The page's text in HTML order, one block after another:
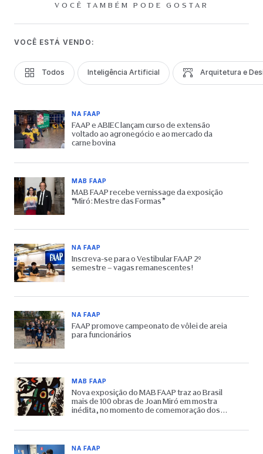
VOCÊ TAMBÉM PODE GOSTAR
VOCÊ ESTÁ VENDO:
Todos Inteligência Artificial Arquitetura e
NA FAAP
FAAP e ABIEC lançam curso de extensão
voltado ao agronegócio e ao mercado da
carne bovina
MAB FAAP
MAB FAAP recebe vernissage da exposição
“Miró: Mestre das Formas”
NA FAAP
Inscreva-se para o Vestibular FAAP 2º
semestre – vagas remanescentes!
NA FAAP
FAAP promove campeonato de vôlei de areia
para funcionários
MAB FAAP
Nova exposição do MAB FAAP traz ao Brasil
mais de 100 obras de Joan Miró em mostra
inédita, no momento de comemoração dos
NA FAAP